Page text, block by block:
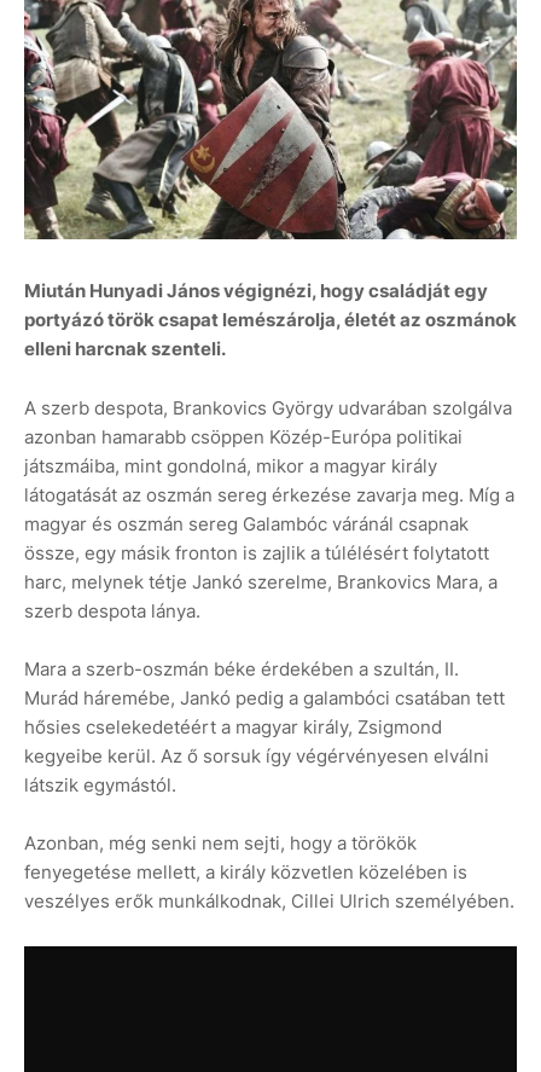
Miután Hunyadi János végignézi, hogy családját egy
portyázó török csapat lemészárolja, életét az oszmánok
elleni harcnak szenteli.
A szerb despota, Brankovics György udvarában szolgálva
azonban hamarabb csöppen Közép-Európa politikai
játszmáiba, mint gondolná, mikor a magyar király
látogatását az oszmán sereg érkezése zavarja meg. Míg a
magyar és oszmán sereg Galambóc váránál csapnak
össze, egy másik fronton is zajlik a túlélésért folytatott
harc, melynek tétje Jankó szerelme, Brankovics Mara, a
szerb despota lánya.
Mara a szerb-oszmán béke érdekében a szultán, II.
Murád háremébe, Jankó pedig a galambóci csatában tett
hősies cselekedetéért a magyar király, Zsigmond
kegyeibe kerül. Az ő sorsuk így végérvényesen elválni
látszik egymástól.
Azonban, még senki nem sejti, hogy a törökök
fenyegetése mellett, a király közvetlen közelében is
veszélyes erők munkálkodnak, Cillei Ulrich személyében.